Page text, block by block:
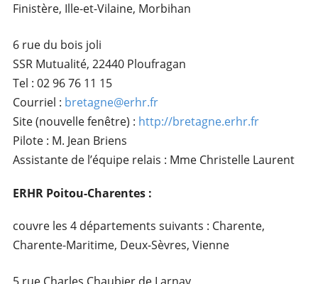
Finistère, Ille-et-Vilaine, Morbihan
6 rue du bois joli
SSR Mutualité, 22440 Ploufragan
Tel : 02 96 76 11 15
Courriel : bretagne@erhr.fr
Site (nouvelle fenêtre) : http://bretagne.erhr.fr
Pilote : M. Jean Briens
Assistante de l’équipe relais : Mme Christelle Laurent
ERHR Poitou-Charentes :
couvre les 4 départements suivants : Charente,
Charente-Maritime, Deux-Sèvres, Vienne